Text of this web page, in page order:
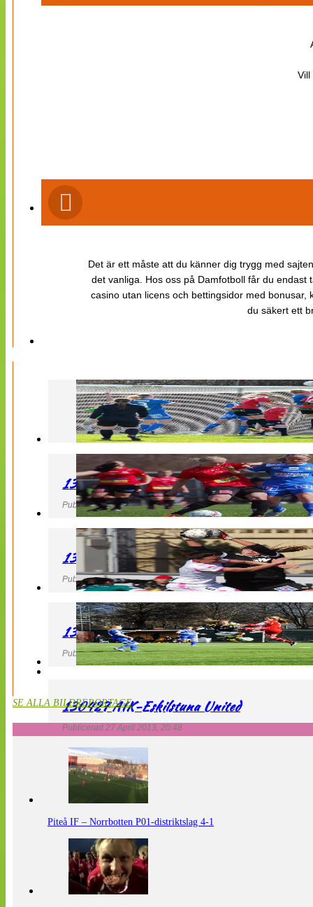
Vill
Det är ett måste att du känner dig trygg med
det vanliga. Hos oss på Damfotboll får du
casino utan licens och bettingsidor med
du säkert ett
130427 LB 07 – QBIK
Publicerad 27 April 2013, 22:40
130427 IF Limhamn Bunkeflo – QBIK
Publicerad 27 April 2013, 21:10
130427 LdB FC Malmö – Mallbackens IF
Publicerad 27 April 2013, 20:54
130427 AIK-Eskilstuna United
Publicerad 27 April 2013, 20:48
SE ALLA BILDREPORTAGE
Piteå IF – Norrbotten P01-distriktslag 4-1